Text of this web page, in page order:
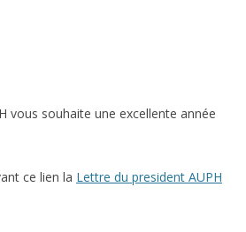
vous souhaite une excellente année
ce lien la Lettre du president AUPH